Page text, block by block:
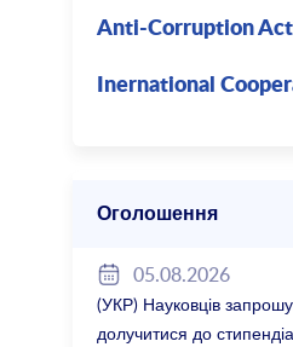
Anti-Corruption
Inernational
Оголошення
05.08.2026
(УКР) Науковців
долучитися до